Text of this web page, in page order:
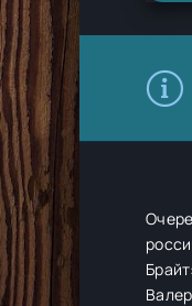
Брайт: Москва никогда 2.
Валерьевич